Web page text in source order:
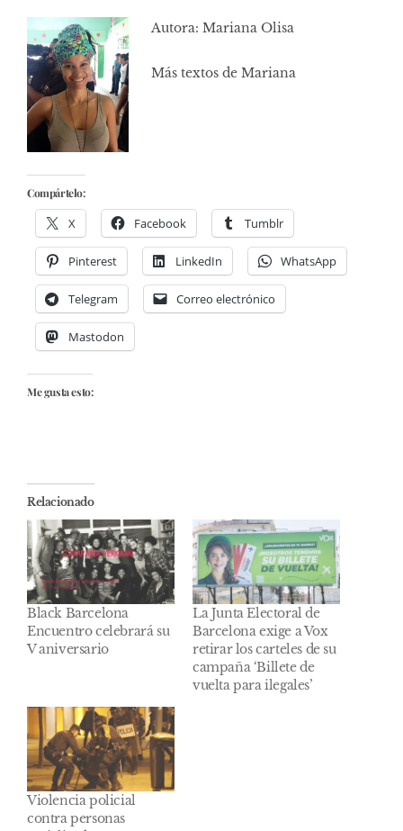
Autora: Mariana Olisa
Más textos de Mariana
Compártelo:
X Facebook Tumblr
Pinterest LinkedIn WhatsApp
Telegram Correo electrónico
Mastodon
Me gusta esto:
Relacionado
Black Barcelona
Encuentro celebrará su
V aniversario
La Junta Electoral de
Barcelona exige a Vox
retirar los carteles de su
campaña ‘Billete de
vuelta para ilegales’
Violencia policial
contra personas